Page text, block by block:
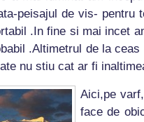
peisajul de vis-
.In fine si mai incet
.Altimetrul de la
nu stiu cat ar fi
Aici,pe
face de